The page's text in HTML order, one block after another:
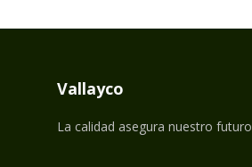
Vallayco
La calidad asegura nuestro futuro